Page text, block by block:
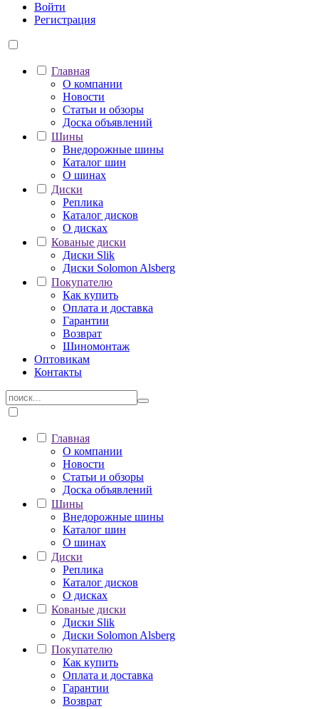
Войти
Регистрация
Главная
О компании
Новости
Статьи и обзоры
Доска объявлений
Шины
Внедорожные шины
Каталог шин
О шинах
Диски
Реплика
Каталог дисков
О дисках
Кованые диски
Диски Slik
Диски Solomon Alsberg
Покупателю
Как купить
Оплата и доставка
Гарантии
Возврат
Шиномонтаж
Оптовикам
Контакты
Главная
О компании
Новости
Статьи и обзоры
Доска объявлений
Шины
Внедорожные шины
Каталог шин
О шинах
Диски
Реплика
Каталог дисков
О дисках
Кованые диски
Диски Slik
Диски Solomon Alsberg
Покупателю
Как купить
Оплата и доставка
Гарантии
Возврат